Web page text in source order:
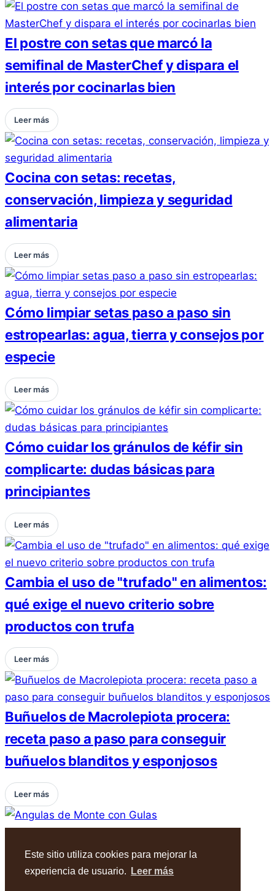
Este sitio utiliza cookies para mejorar la
experiencia de usuario.
Leer más
El postre con setas que marcó la
semifinal de MasterChef y dispara el
interés por cocinarlas bien
Leer más
Cocina con setas: recetas,
conservación, limpieza y seguridad
alimentaria
Leer más
Cómo limpiar setas paso a paso sin
estropearlas: agua, tierra y consejos por
especie
Leer más
Cómo cuidar los gránulos de kéfir sin
complicarte: dudas básicas para
principiantes
Leer más
Cambia el uso de "trufado" en alimentos:
qué exige el nuevo criterio sobre
productos con trufa
Leer más
Buñuelos de Macrolepiota procera:
receta paso a paso para conseguir
buñuelos blanditos y esponjosos
Leer más
Leer más